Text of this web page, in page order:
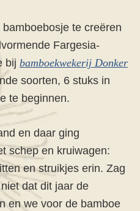
te creëren
Fargesia-
bij bamboekwekerij Donker
soorten, 6 stuks in
te beginnen.
en daar ging
schep en kruiwagen:
en struikjes erin. Zag
dat dit jaar de
en we voor de bamboe